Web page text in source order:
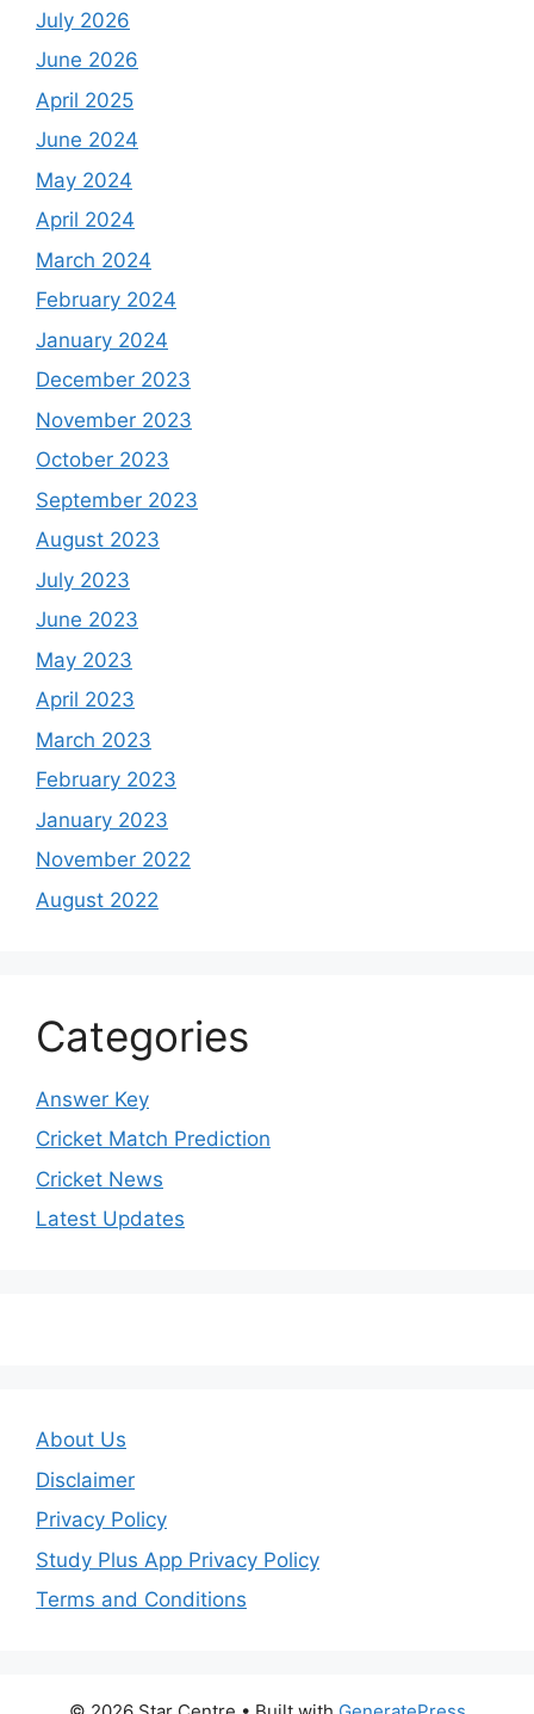
July 2026
June 2026
April 2025
June 2024
May 2024
April 2024
March 2024
February 2024
January 2024
December 2023
November 2023
October 2023
September 2023
August 2023
July 2023
June 2023
May 2023
April 2023
March 2023
February 2023
January 2023
November 2022
August 2022
Categories
Answer Key
Cricket Match Prediction
Cricket News
Latest Updates
About Us
Disclaimer
Privacy Policy
Study Plus App Privacy Policy
Terms and Conditions